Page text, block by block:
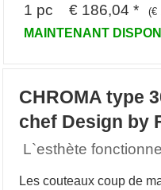
1 pc € 186,04 * (€
MAINTENANT
CHROMA type
chef Design by
L`esthète
Les couteaux coup de